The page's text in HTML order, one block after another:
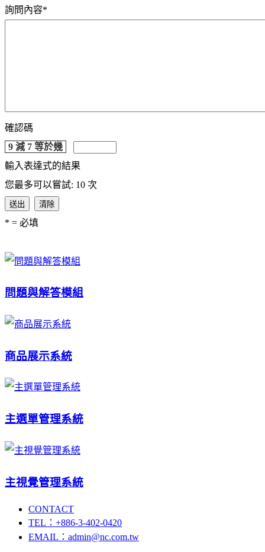
詢問內容*
確認碼
9 減 7 等於幾
輸入表達式的結果
您最多可以嘗試: 10 次
送出 清除
* = 必填
問題與解答模組
商品展示系統
主選單管理系統
主視覺管理系統
CONTACT
TEL：+886-3-402-0420
EMAIL：admin@nc.com.tw